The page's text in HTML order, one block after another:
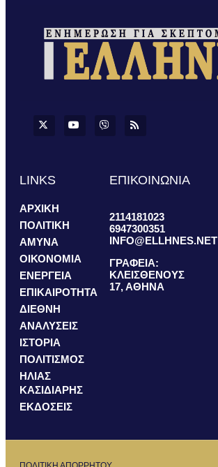
LINKS
ΑΡΧΙΚΗ
ΠΟΛΙΤΙΚΗ
ΑΜΥΝΑ
ΟΙΚΟΝΟΜΙΑ
ΕΝΕΡΓΕΙΑ
ΕΠΙΚΑΙΡΟΤΗΤΑ
ΔΙΕΘΝΗ
ΑΝΑΛΥΣΕΙΣ
ΙΣΤΟΡΙΑ
ΠΟΛΙΤΙΣΜΟΣ
ΗΛΙΑΣ
ΚΑΣΙΔΙΑΡΗΣ
ΕΚΔΟΣΕΙΣ
ΕΠΙΚΟΙΝΩΝΙΑ
2114181023
6947300351
INFO@ELLHNES.NET
ΓΡΑΦΕΙΑ:
ΚΛΕΙΣΘΕΝΟΥΣ
17, ΑΘΗΝΑ